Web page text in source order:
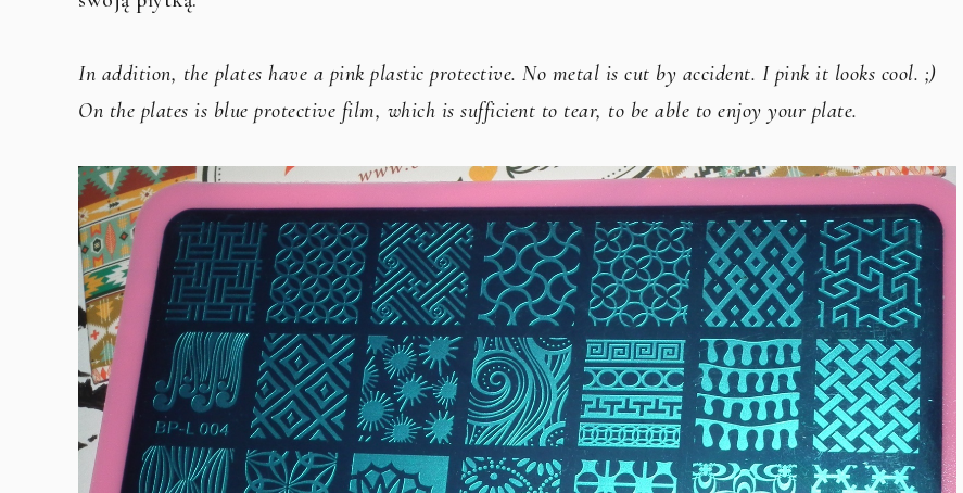
In addition, the plates have a pink plastic protective. No metal is cut by accident. I pink it looks cool. ;)
On the plates is blue protective film, which is sufficient to tear, to be able to enjoy your plate.